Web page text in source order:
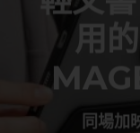
用
同場加